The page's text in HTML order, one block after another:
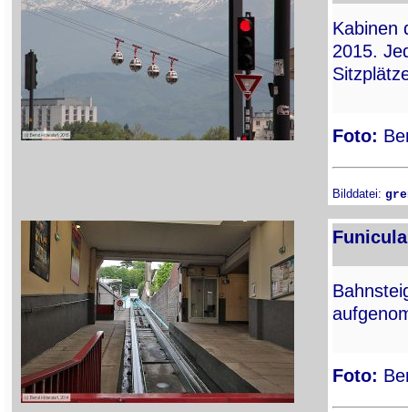
Kabinen
2015.
Foto:
Bilddatei:
Foto: